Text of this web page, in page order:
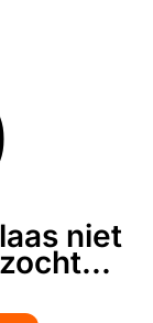
niet